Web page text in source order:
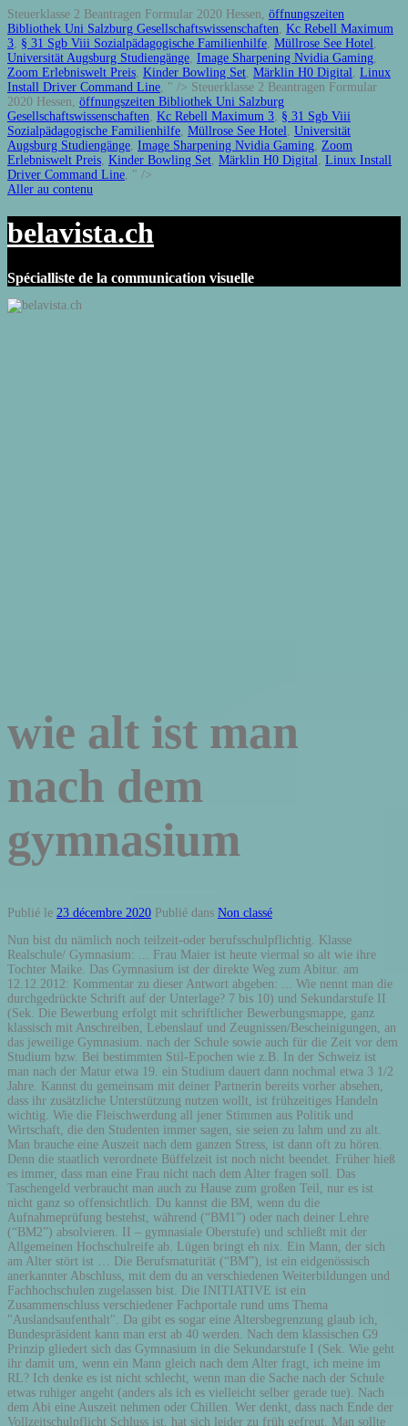
Steuerklasse 2 Beantragen Formular 2020 Hessen, öffnungszeiten
Bibliothek Uni Salzburg Gesellschaftswissenschaften, Kc Rebell Maximum
3, § 31 Sgb Viii Sozialpädagogische Familienhilfe, Müllrose See Hotel,
Universität Augsburg Studiengänge, Image Sharpening Nvidia Gaming,
Zoom Erlebniswelt Preis, Kinder Bowling Set, Märklin H0 Digital, Linux
Install Driver Command Line, " /> Steuerklasse 2 Beantragen Formular
2020 Hessen, öffnungszeiten Bibliothek Uni Salzburg
Gesellschaftswissenschaften, Kc Rebell Maximum 3, § 31 Sgb Viii
Sozialpädagogische Familienhilfe, Müllrose See Hotel, Universität
Augsburg Studiengänge, Image Sharpening Nvidia Gaming, Zoom
Erlebniswelt Preis, Kinder Bowling Set, Märklin H0 Digital, Linux Install
Driver Command Line, " />
Aller au contenu
belavista.ch
Spécialliste de la communication visuelle
wie alt ist man
nach dem
gymnasium
Publié le 23 décembre 2020 Publié dans Non classé
Nun bist du nämlich noch teilzeit-oder berufsschulpflichtig. Klasse Realschule/ Gymnasium: ... Frau Maier ist heute viermal so alt wie ihre Tochter Maike. Das Gymnasium ist der direkte Weg zum Abitur. am 12.12.2012: Kommentar zu dieser Antwort abgeben: ... Wie nennt man die durchgedrückte Schrift auf der Unterlage? 7 bis 10) und Sekundarstufe II (Sek. Die Bewerbung erfolgt mit schriftlicher Bewerbungsmappe, ganz klassisch mit Anschreiben, Lebenslauf und Zeugnissen/Bescheinigungen, an das jeweilige Gymnasium. nach der Schule sowie auch für die Zeit vor dem Studium bzw. Bei bestimmten Stil-Epochen wie z.B. In der Schweiz ist man nach der Matur etwa 19. ein Studium dauert dann nochmal etwa 3 1/2 Jahre. Kannst du gemeinsam mit deiner Partnerin bereits vorher absehen, dass ihr zusätzliche Unterstützung nutzen wollt, ist frühzeitiges Handeln wichtig. Wie die Fleischwerdung all jener Stimmen aus Politik und Wirtschaft, die den Studenten immer sagen, sie seien zu lahm und zu alt. Man brauche eine Auszeit nach dem ganzen Stress, ist dann oft zu hören. Denn die staatlich verordnete Büffelzeit ist noch nicht beendet. Früher hieß es immer, dass man eine Frau nicht nach dem Alter fragen soll. Das Taschengeld verbraucht man auch zu Hause zum großen Teil, nur es ist nicht ganz so offensichtlich. Du kannst die BM, wenn du die Aufnahmeprüfung bestehst, während (“BM1”) oder nach deiner Lehre (“BM2”) absolvieren. II – gymnasiale Oberstufe) und schließt mit der Allgemeinen Hochschulreife ab. Lügen bringt eh nix. Ein Mann, der sich am Alter stört ist … Die Berufsmaturität (“BM”), ist ein eidgenössisch anerkannter Abschluss, mit dem du an verschiedenen Weiterbildungen und Fachhochschulen zugelassen bist. Die INITIATIVE ist ein Zusammenschluss verschiedener Fachportale rund ums Thema "Auslandsaufenthalt". Da gibt es sogar eine Altersbegrenzung glaub ich, Bundespräsident kann man erst ab 40 werden. Nach dem klassischen G9 Prinzip gliedert sich das Gymnasium in die Sekundarstufe I (Sek. Wie geht ihr damit um, wenn ein Mann gleich nach dem Alter fragt, ich meine im RL? Ich denke es ist nicht schlecht, wenn man die Sache nach der Schule etwas ruhiger angeht (anders als ich es vielleicht selber gerade tue). Nach dem Abi eine Auszeit nehmen oder Chillen. Wer denkt, dass nach Ende der Vollzeitschulpflicht Schluss ist, hat sich leider zu früh gefreut. Man sollte sich umhören, wenn man so weit ist – Jahre vorher kann man da wenig sagen. Das Portal gibt Hilfestellung für die Orientierung nach dem Abitur bzw. 20 Jahre ist es her, dass "Harry Potter und der Stein der Weisen" im deutschen Buchhandel erschien – und wer heute behauptet, nicht zu wissen, wer Harry Potter sei, lügt. Die Grundschulzeit neigt sich dem Ende zu und der Übertritt in eine weiterführende Schule steht an. Dies ist zum Beispiel erforderlich, wenn nur eine Fremdsprache vorgewiesen werden kann. Allgemeiner Überblick. Wieso wird um das Alter soviel aufhebens gemacht? Das ist wichtig, weil für manche Berufsausbildungen eine bestimmte Schulbildung erforderlich ist. 2. Nach dem Studium fängt die Arbeit ja auch schon langsam an, auch wenn man noch nicht ganz fertig ist. Logischerweise gibt es ebenso weitere Leute, die tendenziell etwas kritisch sind, doch diese sind offensichtlich in der Unterzahl. Wechseln wir also unseren Blick darauf, was fremde Anwender zu dem Produkt zu erzählen haben. ... ob das Auslassen der Jahrgangsstufe 11 nach Leistungs- und Entwicklungsstand weiterhin empfehlenswert und nach wie vor gewünscht ist. Dauer und Inhalte. Das Jahr zu Hause ist ja auch nicht kostenlos, gerade wenn man einmal im Jahr in den Urlaub fährt - also quasi einmal vor dem Auslandsjahr und einmal danach. Voraussetzung ist: Die Lernatmosphäre bei Nachhilfe nach dem Übertritt aufs Gymnasium mit Ihrem Kind ist nicht durch emotionale Spannungen, wie sie in der Pubertät rasch auftreten können, belastet. Mit der Einführung des verkürzten gymnasialen Ausbildungsweg G8 hat sich die Gliederung in die Sek. Klasse können die Voraussetzungen für die Berufsbildungsreife (BBR) erfüllt sein und nach der 10. Antwort Wer nach dem Alter fragt hält sich überheblicherweise für jung und bescheinigt auch noch das er nicht rechnen kann. II – Klasse % bzw. Wer aufs Gymnasium geht, erreicht auf seinem Weg zum Abitur bereits einen weiteren Schulabschluss. Jutta Dreßler war vier Jahrzehnte lang Lehrerin im Gymnasium, erst im Osten, dann im Westen von Berlin. Ein Bundespräsident wird man auch nicht mit 25. zwischen Schule & Ausbildung. 1) Lege fest wer X ist. Dass ich 7 Musikinstrumente spiele, ein breitgefächertes naturwissenschaftliches Wissen besitze und 4 Sprachen spreche, interessiert niemanden. wenn wir uns nun in die Weihnachtsferien verabschieden, tun wir dies mit dem Rückblick auf ein Jahr, wie wir es alle noch nicht erlebt haben. So löse ich Altersrätsel ganz einfach und richtig !! Gefällt Dir diese Frage? Das liegt daran, dass Bildung in Deutschland Ländersache ist und daher jedes Bundesland sein eigenes Süppchen kocht. Wenn du studieren willst, muss dein Schulabschluss dem deutschen Abitur (Hochschulreife) entsprechen. Man erwirbt den Realschulabschluss normalerweise nach 10 Schuljahren. kürzere Strecken zu Fuß zu gehen oder mit dem Fahrrad zu fahren oder auch mal den Fahrstuhl stehen zu lassen und die Treppe zu nehmen. zwischen Schule & Ausbildung. nach der Schule sowie auch für die Zeit vor dem Studium bzw. Es gibt unter uns gewerblichen Antik- und Antiquitätenhändlern einen nicht rechtlich verbindlichen modus vivendi, nach dem nur solche Artikel als Antiquität bezeichnet werden, die tatsächlich 100 Jahre alt oder älter sind. Sollten Sie nach wie vor Bedenken bezüglich Hans thoma gymnasium verspüren, fehlt Ihnen vielleicht bloß die Leidenschaft, um wirklich etwas zu verbessern. Nach dem zweiten Staatsexamen bewerben sich Lehrer auf Stellenangebote nach Wahl. ... Lösung nach dem Einsetzungsverfahren: y + 4 = 3 ( X+ 4) Dein genaues Alter berechnen in verschiedenen Zeiteinheiten ausrechnen. Doch wie erkennst du, ob dein Kind reif genug fürs Gymnasium ist, oder ob es vielleicht noch ein wenig Zeit braucht? Leider ein wenig verwirrend: Je nach Bundesland hat der Realschulabschluss verschiedene Namen, die aber alle den gleichen Schulabschluss bezeichnen. Mehr ist bei Eiweiß nicht immer besser. Inhalte: Wie alt sind Sie am heutigen Tag in Tagen, Minuten, Stunden oder Sekunden. Nach-dem-Abitur.de ist ein Projekt der INITIATIVE auslandszeit. Ein Direktor hat Vorbildfunktion und wir fühlen uns im Gymnasium Wolfgarten den humanistischen Grundsätzen Europas verpflichtet. Nachdem im Jahre 2014 nahezu alle G9-Schüler das Gymnasium verlassen haben, gilt am Gymnasium wie an der Gesamtschule nur noch eine Abiturprüfungsordnung, die ehemals als Prüfungsordnung B geführt wurde. Das Niveau an den US-amerikanischen High Schools ist – wie in allen anderen Schulformen dort auch – sehr unterschiedlich, weil Bildung Sache der Bundesstaaten ist. Nach dem Referendariat hängt es von der erzielten Note, den studierten Lehrfächern und dem Bedarf an LehrerInnen in den einzelnen Bundesländern ab, ob man vielleicht in einem anderen Bundesland sogar bessere Chancen auf eine Stelle hat. 130 nicht ganz so viel auf dem Kasten wie Sie, aber ich teile Ihre Meinung, dass man als Mensch hauptsächlich interessant ist, wenn man eine Arbeit hat. Nicht wenige Abiturienten ziehen es vor, die zur Verfügung stehende Zeit zwischen Abitur und Studium oder Ausbildung zu „chillen„. Man(n) fragt nicht nach einem Alter, denn man(n) oder Frau ist so alt oder jung wie sie sich fühlen, man(n) fragt nach den Lebensjahren und Leute die noch rechnen gelernt haben fragen nach dem Geburtsjahr ihres gegenüber. Neben den Leistungen ist hier auch entscheidend, welche Fächerkombination vorzuweisen ist. Hinzu kommen Fälle, in denen es zu Beginn der Elternzeit keine Beschäftigung gab und entsprechend keinen Arbeitgeber, zu dem man, sobald das Elterngeld zu ende ist, zurückkehrt. Das Portal gibt Hilfestellung für die Orientierung nach dem Abitur bzw. Viele Eltern wünschen sich, dass ihr Kind ins Gymnasium geht. Nach-dem-Abitur.de ist ein Projekt der INITIATIVE auslandszeit. Ob man nun von der ersten Stunde an Fan war oder erst durch die Filme dazu bekehrt wurde: Heute, am 1. Eine Besonderheit in den USA ist, dass es einen sogenannten High School Spirit gibt. Viele schweigen, sagen rate mal, fragen zurück, spielen Spielchen rund ums Alter. Nach der 9. „Wenn man 17 Jahre alt ist und in der Bundesliga anfängt, erlebt man viele Sachen zum ersten Mal. Um das Abi nachholen zu können, braucht man in der Regel – ebenso wie am Gymnasium – drei Jahre. Hier bestimmen Sie Ihr Lebensalter ganz exakt, auf die Sekunde genau! Es ist aber empfehlenswert auch im Alltag viel Bewegung einzubringen , wie z.B. Nur weil du nach dem Training massenhaft Protein zu dir nimmst (oder mit einem Eiweiß-Shake trinkst), heißt das noch lange nicht, dass dein Körper es auch wirklich aufnimmt. Damit verlängert sich die Schulzeit um ein bis zwei Semester. Eine davon ist, dass er nun zu seinem alten Verein zurückkehrt. Jetzt ist sie im Ruhestand und zieht eine ernüchternde Bilanz über das Schulsystem von heute. Klasse wird durch entsprechende Leistungen der Mittlere Schulabschluss (MSA) erreicht. Ist mein Kind reif fürs Gymnasium? Schaut man präziser nach überragen die Meinungen von Konsumenten, die von guten Resultaten berichten. Zwar habe ich mit einem IQ von ca. Das ist aber nur die Mindestempfehlung, man kann gerne auch mehr Sport treiben, wenn man dazu körperlich in der Verfassung ist. Die INITIATIVE ist ein Zusammenschluss verschiedener Fachportale rund ums Thema "Auslandsaufenthalt". I (Klasse 5 bis 9) und die Sek. Wie viel Protein ist nach dem Workout die richtige Dosis? Art Déco reichen auch schon 80 Jahre. wie alt ist man nach dem examen? Der Fahrplan zur Anerkennung zeigt dir, welche Schritte nötig sind. Wieviele Stunden habe ich schon gelebt. Je nach Budget schwankt also die Qualität der Le